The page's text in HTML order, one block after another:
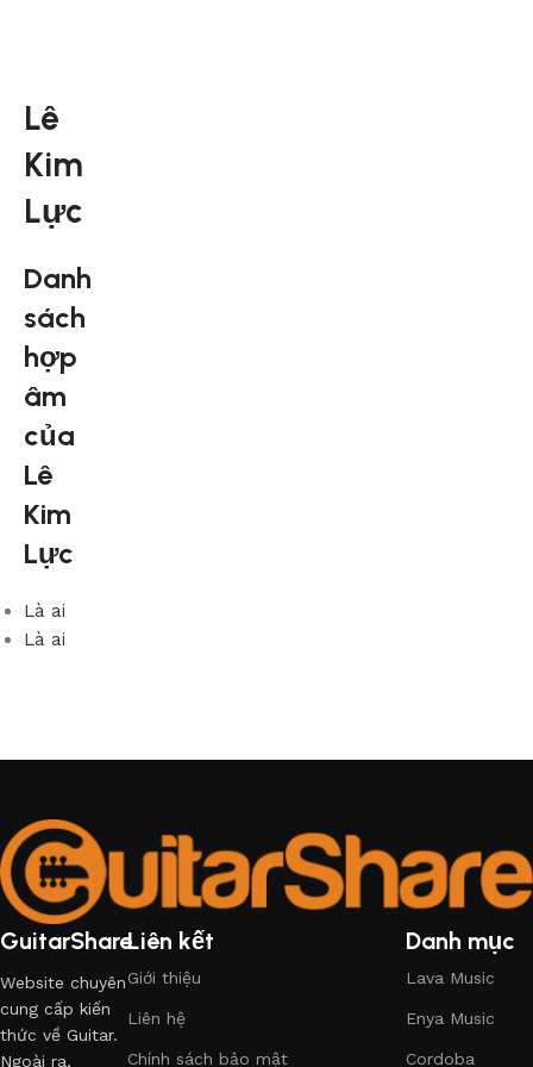
Lê
Kim
Lực
Danh
sách
hợp
âm
của
Lê
Kim
Lực
Là ai
Là ai
GuitarShare
Website chuyên
cung cấp kiến
thức về Guitar.
Ngoài ra,
Liên kết
Giới thiệu
Liên hệ
Chính sách bảo mật
Danh mục
Lava Music
Enya Music
Cordoba